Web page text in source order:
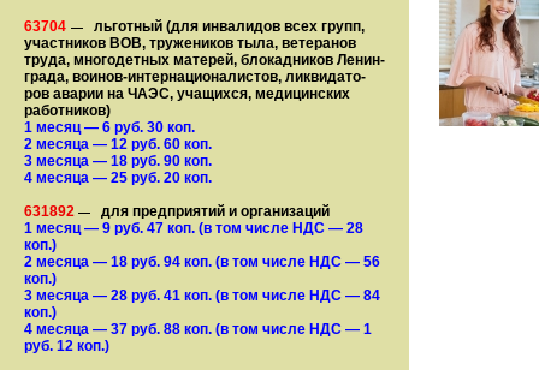
63704 —
льготный (для ин­ва­лидов всех групп,
участ­ников ВОВ, труже­ни­ков тыла, ветеранов
труда, мно­го­­детных матерей, бло­­кад­ни­ков Ле­нин­
града, воинов-интернаци­о­на­­ли­стов, лик­ви­да­то­
ров аварии на ЧАЭС, уча­щихся, медицинских
работников)
1 месяц— 6 руб. 30 коп.
2 месяца — 12 руб. 60 коп.
3 месяца — 18 руб. 90 коп.
4 месяца — 25 руб. 20 коп.
631892 —
для предприятий и организаций
1 месяц— 9 руб. 47 коп. (в том числе НДС — 28
коп.)
2 месяца — 18 руб. 94 коп. (в том числе НДС — 56
коп.)
3 месяца — 28 руб. 41 коп. (в том числе НДС — 84
коп.)
4 месяца — 37 руб. 88 коп. (в том числе НДС — 1
руб. 12 коп.)